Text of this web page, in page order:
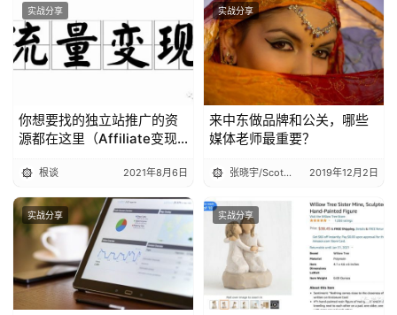
实战分享
你想要找的独立站推广的资
源都在这里（Affiliate变现
根谈 2021年8月6日
实战分享
来中东做品牌和公关，哪些
媒体老师最重要？
张晓宇/Scott Zhang 2019年12月2日
实战分享 实战分享